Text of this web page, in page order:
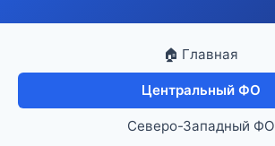
🏠 Главная
Центральный ФО
Северо-Западный ФО